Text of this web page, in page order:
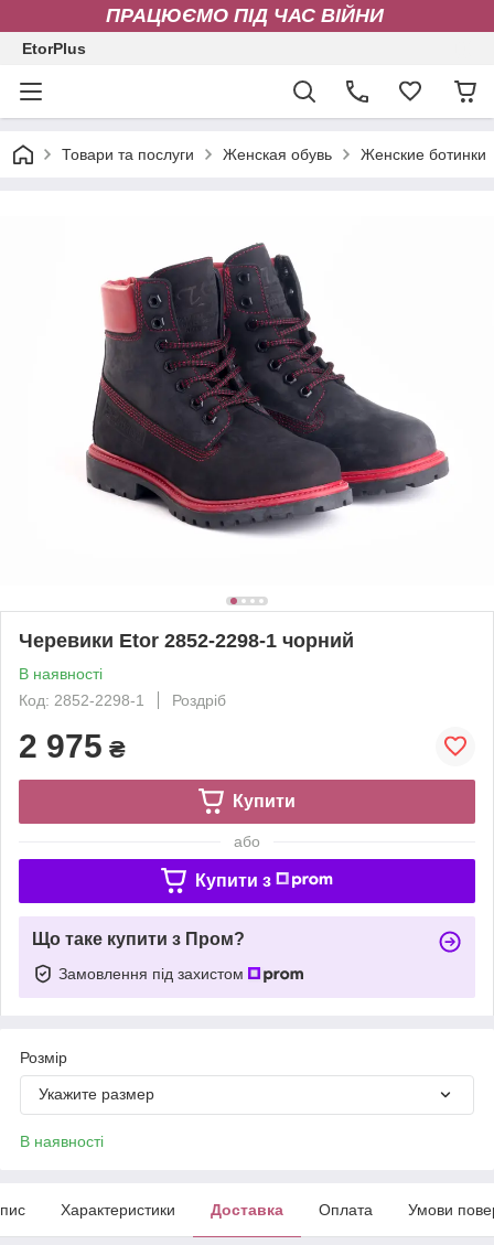
ПРАЦЮЄМО ПІД ЧАС ВІЙНИ
EtorPlus
Товари та послуги Женская обувь Женские ботинки
Черевики Etor 2852-2298-1 чорний
В наявності
Код: 2852-2298-1
Роздріб
2 975 ₴
Купити
або
Купити з
Що таке купити з Пром?
Замовлення під захистом
Розмір
Укажите размер
В наявності
Характеристики Доставка Оплата Умови